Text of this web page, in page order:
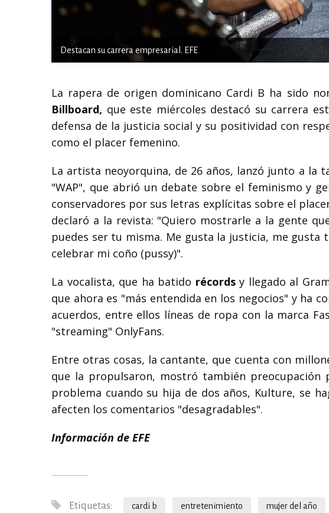
Destacan su carrera empresarial. EFE
La rapera de origen dominicano Cardi B ha sido
Billboard, que este miércoles destacó su carrera
defensa de la justicia social y su positividad con
como el placer femenino.
La artista neoyorquina, de 26 años, lanzó junto a la
"WAP", que abrió un debate sobre el feminismo y
conservadores por sus letras explícitas sobre el
declaró a la revista: "Quiero mostrarle a la gente
puedes ser tu misma. Me gusta la justicia, me
celebrar mi coño (pussy)".
La vocalista, que ha batido récordsy llegado al
que ahora es "más entendida en los negocios" y ha
acuerdos, entre ellos líneas de ropa con la marca
"streaming" OnlyFans.
Entre otras cosas, la cantante, que cuenta con
que la propulsaron, mostró también
problema cuando su hija de dos años, Kulture, se
afecten los comentarios "desagradables".
Información de EFE
Etiquetas: cardi b entretenimiento mujer del año